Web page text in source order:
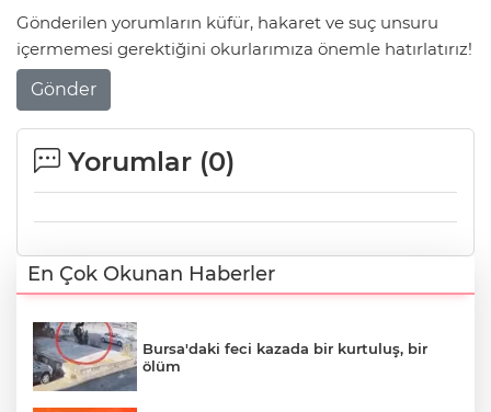
Gönderilen yorumların küfür, hakaret ve suç unsuru
içermemesi gerektiğini okurlarımıza önemle hatırlatırız!
Gönder
Yorumlar (0)
En Çok Okunan Haberler
Bursa'daki feci kazada bir kurtuluş, bir
ölüm